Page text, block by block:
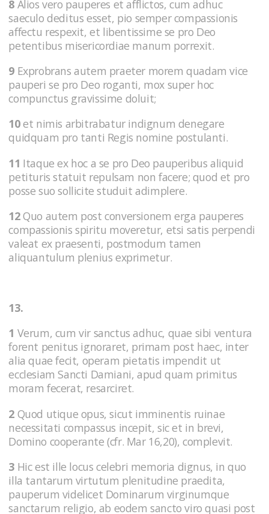
8 Alios vero pauperes et afflictos, cum adhuc
saeculo deditus esset, pio semper compassionis
affectu respexit, et libentissime se pro Deo
petentibus misericordiae manum porrexit.
9 Exprobrans autem praeter morem quadam vice
pauperi se pro Deo roganti, mox super hoc
compunctus gravissime doluit;
10et nimis arbitrabatur indignum denegare
quidquam pro tanti Regis nomine postulanti.
11 Itaque ex hoc a se pro Deo pauperibus aliquid
petituris statuit repulsam non facere; quod et pro
posse suo sollicite studuit adimplere.
12Quo autem post conversionem erga pauperes
compassionis spiritu moveretur, etsi satis perpendi
valeat ex praesenti, postmodum tamen
aliquantulum plenius exprimetur.
13.
1 Verum, cum vir sanctus adhuc, quae sibi ventura
forent penitus ignoraret, primam post haec, inter
alia quae fecit, operam pietatis impendit ut
ecclesiam Sancti Damiani, apud quam primitus
moram fecerat, resarciret.
2 Quod utique opus, sicut imminentis ruinae
necessitati compassus incepit, sic et in brevi,
Domino cooperante (cfr. Mar 16,20), complevit.
3 Hic est ille locus celebri memoria dignus, in quo
illa tantarum virtutum plenitudine praedita,
pauperum videlicet Dominarum virginumque
sanctarum religio, ab eodem sancto viro quasi post